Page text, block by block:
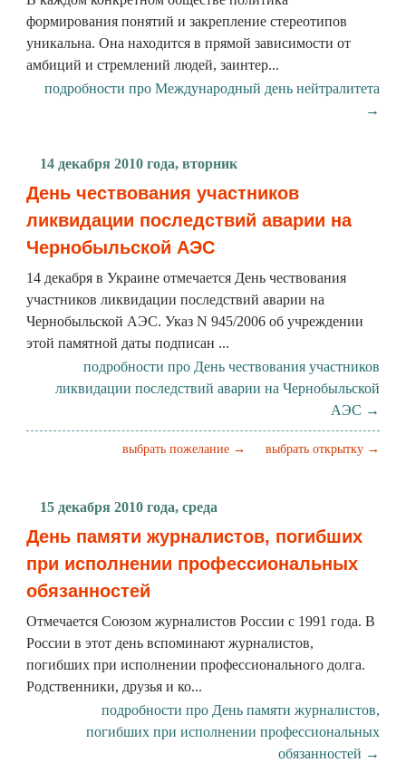
формирования понятий и закрепление стереотипов
уникальна. Она находится в прямой зависимости от
амбиций и стремлений людей, заинтер...
подробности про Международный день нейтралитета
→
14 декабря 2010 года, вторник
День чествования участников
ликвидации последствий аварии на
Чернобыльской АЭС
14 декабря в Украине отмечается День чествования
участников ликвидации последствий аварии на
Чернобыльской АЭС. Указ N 945/2006 об учреждении
этой памятной даты подписан ...
подробности про День чествования участников
ликвидации последствий аварии на Чернобыльской
АЭС →
выбрать открытку →
выбрать пожелание →
15 декабря 2010 года, среда
День памяти журналистов, погибших
при исполнении профессиональных
обязанностей
Отмечается Союзом журналистов России с 1991 года. В
России в этот день вспоминают журналистов,
погибших при исполнении профессионального долга.
Родственники, друзья и ко...
подробности про День памяти журналистов,
погибших при исполнении профессиональных
обязанностей →